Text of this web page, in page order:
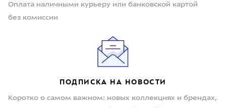
Оплата наличными курьеру или банковской картой
без комиссии
ПОДПИСКА НА НОВОСТИ
Коротко о самом важном: новых коллекциях и брендах,